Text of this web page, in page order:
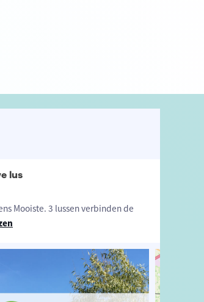
lus
Mooiste. 3 lussen verbinden de